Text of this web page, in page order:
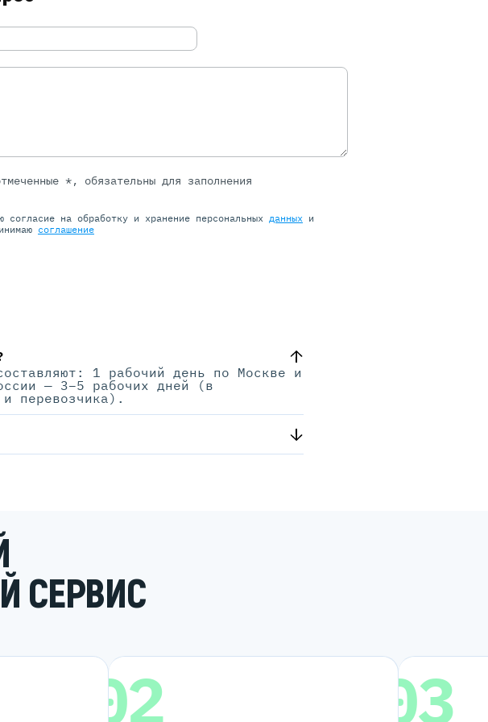
*, обязательны для заполнения
согласие на обработку и хранение персональных данных и
соглашение
1 рабочий день по Москве и
— 3–5 рабочих дней (в
перевозчика).
СЕРВИС
02 03